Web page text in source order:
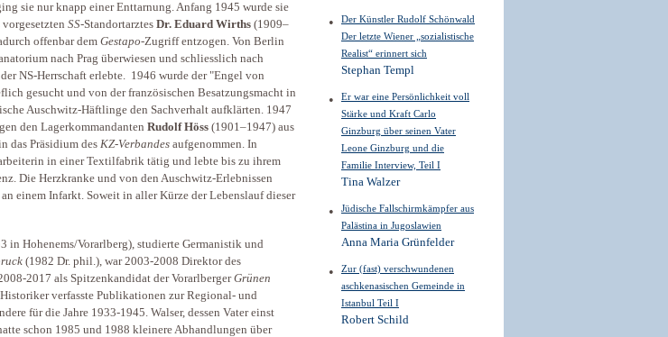
sie nur knapp einer Enttarnung. Anfang 1945 wurde sie
SS-Standortarztes Dr. Eduard Wirths (1909–
offenbar dem Gestapo-Zugriff entzogen. Von Berlin
nach Prag überwiesen und schliesslich nach
NS-Herrschaft erlebte. 1946 wurde der "Engel von
gesucht und von der französischen Besatzungsmacht in
Auschwitz-Häftlinge den Sachverhalt aufklärten. 1947
den Lagerkommandanten Rudolf Höss (1901–1947) aus
das Präsidium des KZ-Verbandes aufgenommen. In
in einer Textilfabrik tätig und lebte bis zu ihrem
Die Herzkranke und von den Auschwitz-Erlebnissen
einem Infarkt. Soweit in aller Kürze der Lebenslauf dieser
in Hohenems/Vorarlberg), studierte Germanistik und
(1982 Dr. phil.), war 2003-2008 Direktor des
2017 als Spitzenkandidat der VorarlbergerGrünen
verfasste Publikationen zur Regional- und
für die Jahre 1933-1945. Walser, dessen Vater einst
schon 1985 und 1988 kleinere Abhandlungen über
Der Künstler Rudolf Schönwald
Der letzte Wiener „sozialistische
Realist“ erinnert sich
Stephan Templ
Er war eine Persönlichkeit voll
Stärke und Kraft Carlo
Ginzburg über seinen Vater
Leone Ginzburg und die
Familie Interview, Teil I
Tina Walzer
Jüdische Fallschirmkämpfer aus
Palästina in Jugoslawien
Anna Maria Grünfelder
Zur (fast) verschwundenen
aschkenasischen Gemeinde in
Istanbul Teil I
Robert Schild